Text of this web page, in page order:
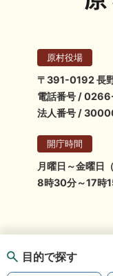
目的で探す
原村役場
〒391-0192 長
電話番号 /
法人番号 /
開庁時間
月曜日～金曜日
8時30分～17時